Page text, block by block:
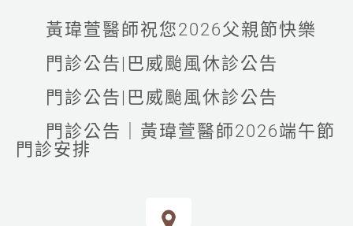
黃瑋萱醫師祝您2026父親節快樂
門診公告|巴威颱風休診公告
門診公告|巴威颱風休診公告
門診公告｜黃瑋萱醫師2026端午節
門診安排